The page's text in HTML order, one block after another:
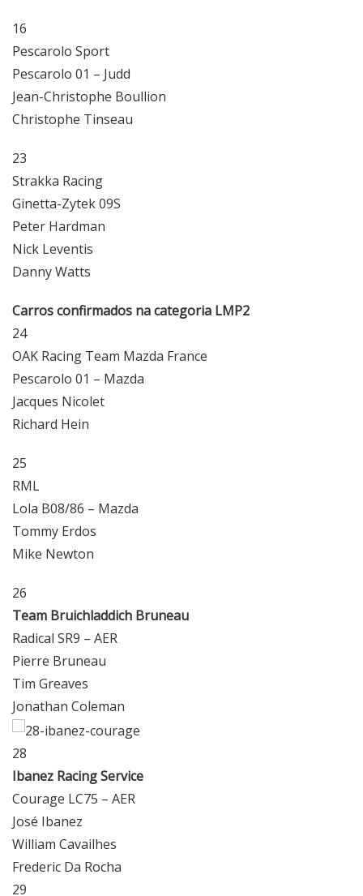
16
Pescarolo Sport
Pescarolo 01 – Judd
Jean-Christophe Boullion
Christophe Tinseau
23
Strakka Racing
Ginetta-Zytek 09S
Peter Hardman
Nick Leventis
Danny Watts
Carros confirmados na categoria LMP2
24
OAK Racing Team Mazda France
Pescarolo 01 – Mazda
Jacques Nicolet
Richard Hein
25
RML
Lola B08/86 – Mazda
Tommy Erdos
Mike Newton
26
Team Bruichladdich Bruneau
Radical SR9 – AER
Pierre Bruneau
Tim Greaves
Jonathan Coleman
28
Ibanez Racing Service
Courage LC75 – AER
José Ibanez
William Cavailhes
Frederic Da Rocha
29